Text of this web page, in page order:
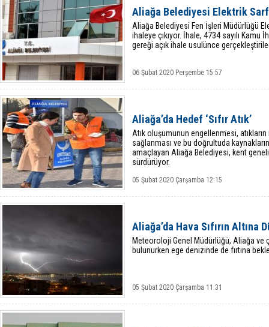
Aliağa Belediyesi Elektrik
Aliağa Belediyesi Fen İşleri Müdürlüğü
ihaleye çıkıyor. İhale, 4734 sayılı Kamu
gereği açık ihale usulünce
06 Şubat 2020 Perşembe 15:57
Aliağa’da Hedef ‘Sıfır Atık’
Atık oluşumunun engellenmesi,
sağlanması ve bu doğrultuda
amaçlayan Aliağa Belediyesi, kent
sürdürüyor.
05 Şubat 2020 Çarşamba 12:15
Aliağa’da Hava Sıfırın Altına
Meteoroloji Genel Müdürlüğü, Aliağa ve
bulunurken ege denizinde de fırtına
05 Şubat 2020 Çarşamba 11:31